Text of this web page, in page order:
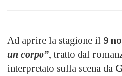
Ad aprire la stagione il 9
un corpo”, tratto dal
interpretato sulla scena da